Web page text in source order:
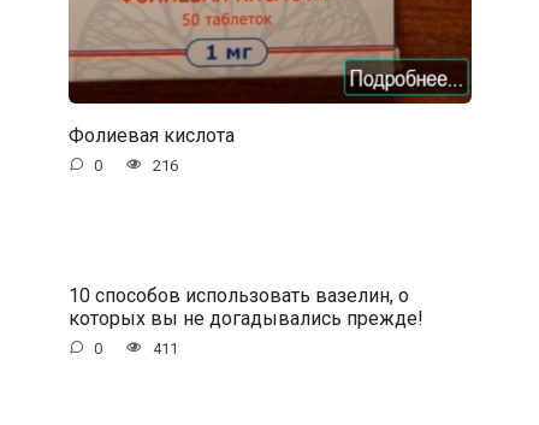
Фолиевая кислота
0 216
10 способов использовать вазелин, о
которых вы не догадывались прежде!
0 411